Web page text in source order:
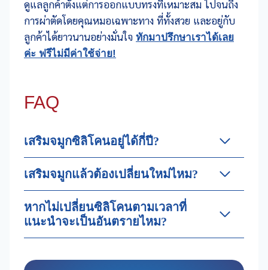
ดูแลลูกค้าตั้งแต่การออกแบบทรงที่เหมาะสม ไปจนถึง
การผ่าตัดโดยคุณหมอเฉพาะทาง ที่ทั้งสวย และอยู่กับ
ลูกค้าได้ยาวนานอย่างมั่นใจ ทักมาปรึกษาเราได้เลย
ค่ะ ฟรีไม่มีค่าใช้จ่าย!
FAQ
เสริมจมูกซิลิโคนอยู่ได้กี่ปี?
เสริมจมูกแล้วต้องเปลี่ยนใหม่ไหม?
หากไม่เปลี่ยนซิลิโคนตามเวลาที่
แนะนำจะเป็นอันตรายไหม?